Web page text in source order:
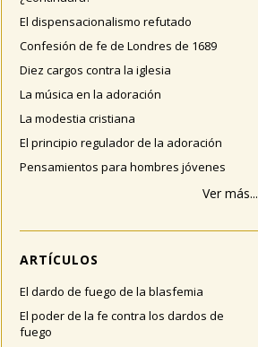
El dispensacionalismo refutado
Confesión de fe de Londres de 1689
Diez cargos contra la iglesia
La música en la adoración
La modestia cristiana
El principio regulador de la adoración
Pensamientos para hombres jóvenes
Ver más...
ARTÍCULOS
El dardo de fuego de la blasfemia
El poder de la fe contra los dardos de
fuego